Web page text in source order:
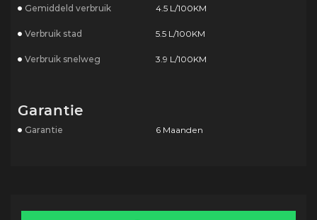
Gemiddeld verbruik 4.5 L/100KM
Verbruik stad 5.5 L/100KM
Verbruik snelweg 3.9 L/100KM
Garantie
Garantie 6 Maanden